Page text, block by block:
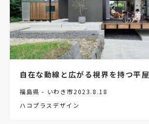
自在な動線と広がる視界を持つ平屋
福島県 - いわき市2023.8.18
ハコプラスデザイン